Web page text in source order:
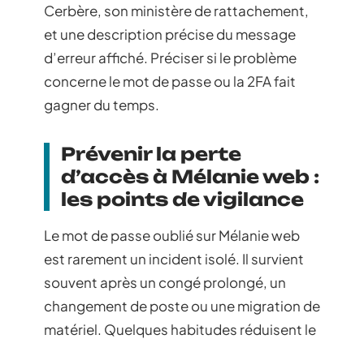
Cerbère, son ministère de rattachement,
et une description précise du message
d’erreur affiché. Préciser si le problème
concerne le mot de passe ou la 2FA fait
gagner du temps.
Prévenir la perte
d’accès à Mélanie web :
les points de vigilance
Le mot de passe oublié sur Mélanie web
est rarement un incident isolé. Il survient
souvent après un congé prolongé, un
changement de poste ou une migration de
matériel. Quelques habitudes réduisent le